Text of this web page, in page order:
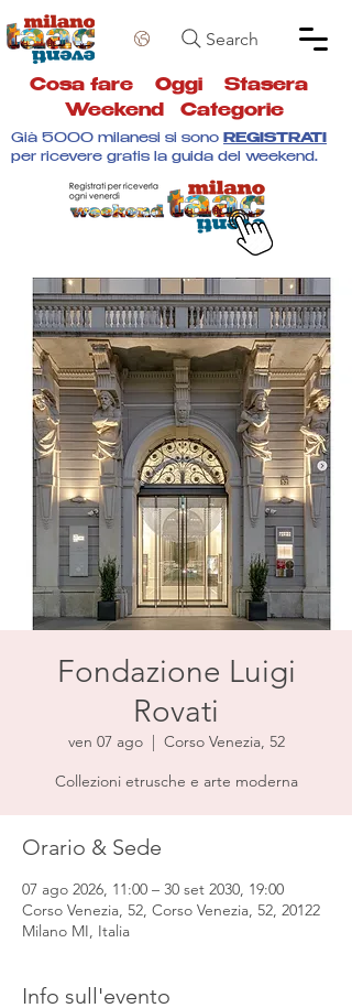
Search
Cosa fare Oggi Stasera
Weekend
Categorie
Già 5000 milanesi si sono REGISTRATI
per ricevere gratis la guida del weekend.
Fondazione Luigi
Rovati
ven 07 ago
  |
Corso Venezia, 52
Collezioni etrusche e arte moderna
Orario & Sede
07 ago 2026, 11:00 – 30 set 2030, 19:00
Corso Venezia, 52, Corso Venezia, 52, 20122
Milano MI, Italia
Info sull'evento